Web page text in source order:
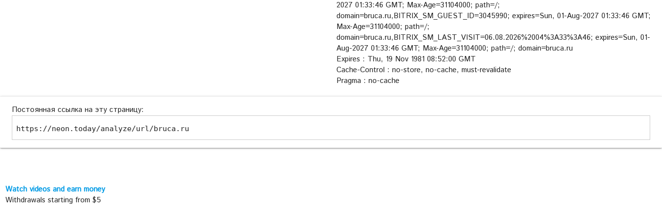
2027 01:33:46 GMT; Max-Age=31104000; path=/;
domain=bruca.ru,BITRIX_SM_GUEST_ID=3045990; expires=Sun, 01-Aug-2027 01:33:46 GMT;
Max-Age=31104000; path=/;
domain=bruca.ru,BITRIX_SM_LAST_VISIT=06.08.2026%2004%3A33%3A46; expires=Sun, 01-
Aug-2027 01:33:46 GMT; Max-Age=31104000; path=/; domain=bruca.ru
Expires : Thu, 19 Nov 1981 08:52:00 GMT
Cache-Control : no-store, no-cache, must-revalidate
Pragma : no-cache
Постоянная ссылка на эту страницу:
https://neon.today/analyze/url/bruca.ru
Watch videos and earn money
Withdrawals starting from $5